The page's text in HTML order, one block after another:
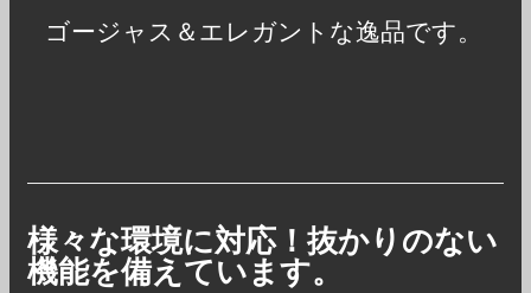
ゴージャス＆エレガントな逸品です。
様々な環境に対応！抜かりのない
機能を備えています。